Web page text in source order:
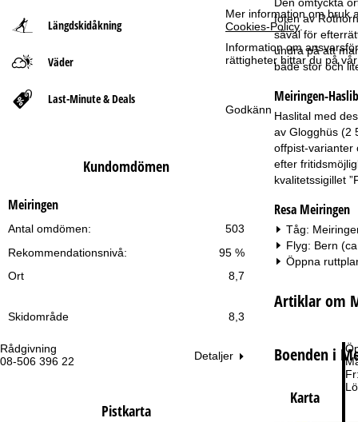
Mer information om bruk
Cookies-Policy
Information om
rättigheter hittar du på
Godkänn
Rådgivning
08-506 396 22
Fr:
Längdskidåkning
Väder
Last-Minute & Deals
Kundomdömen
Meiringen
503
Antal omdömen:
95 %
Rekommendationsnivå:
Ort
8,7
Skidområde 8,3
Detaljer
Pistkarta
t
s
i
d
a
foten av
såväl för
undra på att
både stor och
Meiringen-
Haslital med
av Glogghüs (2
offpist-varianter
efter
kvalitetssigillet
Resa Meiringen
Tåg:
Flyg: Bern
Öppna
Artiklar om
Boenden i
Karta